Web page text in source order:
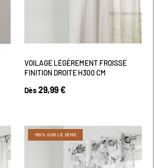
VOILAGE LÉGÈREMENT FROISSÉ
FINITION DROITE H300 CM
Dès 29,99 €
-50% SUR LE 2ÈME